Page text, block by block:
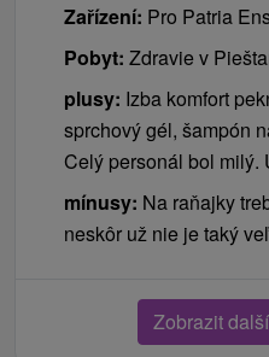
Zařízení: Pro Patria
Pobyt: Zdravie v
plusy: Izba komfort
sprchový gél, šampón
Celý personál bol milý.
mínusy: Na raňajky
neskôr už nie je taký
Zobrazit